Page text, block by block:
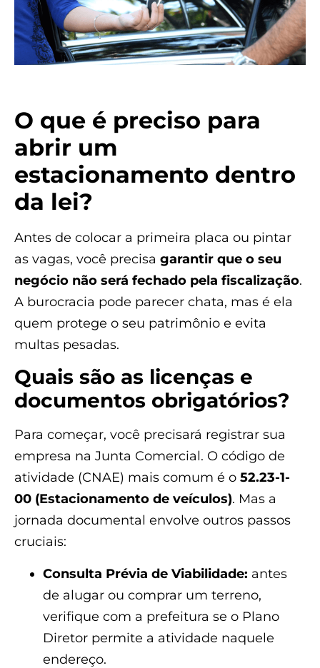
O que é preciso para
abrir um
estacionamento dentro
da lei?
Antes de colocar a primeira placa ou pintar
as vagas, você precisa garantir que o seu
negócio não será fechado pela fiscalização.
A burocracia pode parecer chata, mas é ela
quem protege o seu patrimônio e evita
multas pesadas.
Quais são as licenças e
documentos obrigatórios?
Para começar, você precisará registrar sua
empresa na Junta Comercial. O código de
atividade (CNAE) mais comum é o 52.23-1-
00 (Estacionamento de veículos). Mas a
jornada documental envolve outros passos
cruciais:
Consulta Prévia de Viabilidade: antes
de alugar ou comprar um terreno,
verifique com a prefeitura se o Plano
Diretor permite a atividade naquele
endereço.